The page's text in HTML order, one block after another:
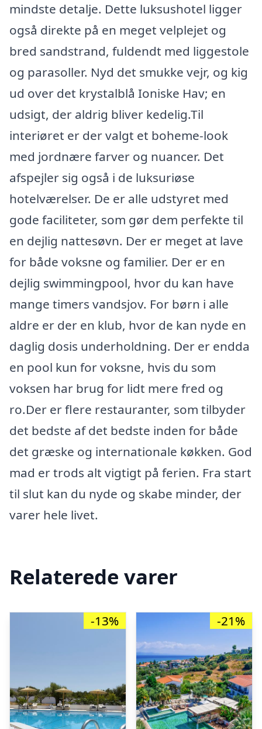
mindste detalje. Dette luksushotel ligger
også direkte på en meget velplejet og
bred sandstrand, fuldendt med liggestole
og parasoller. Nyd det smukke vejr, og kig
ud over det krystalblå Ioniske Hav; en
udsigt, der aldrig bliver kedelig.Til
interiøret er der valgt et boheme-look
med jordnære farver og nuancer. Det
afspejler sig også i de luksuriøse
hotelværelser. De er alle udstyret med
gode faciliteter, som gør dem perfekte til
en dejlig nattesøvn. Der er meget at lave
for både voksne og familier. Der er en
dejlig swimmingpool, hvor du kan have
mange timers vandsjov. For børn i alle
aldre er der en klub, hvor de kan nyde en
daglig dosis underholdning. Der er endda
en pool kun for voksne, hvis du som
voksen har brug for lidt mere fred og
ro.Der er flere restauranter, som tilbyder
det bedste af det bedste inden for både
det græske og internationale køkken. God
mad er trods alt vigtigt på ferien. Fra start
til slut kan du nyde og skabe minder, der
varer hele livet.
Relaterede varer
-13% -21%